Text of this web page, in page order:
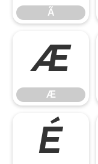
Ã
Æ
Æ
É